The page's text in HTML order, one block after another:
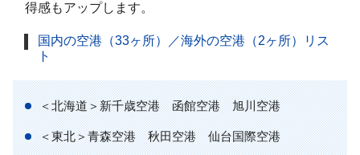
得感もアップします。
国内の空港（33ヶ所）／海外の空港（2ヶ所）リス
ト
＜北海道＞新千歳空港 函館空港 旭川空港
＜東北＞青森空港 秋田空港 仙台国際空港